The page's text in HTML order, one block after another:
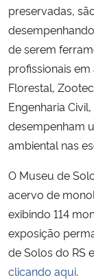
preservadas,
de serem
profissionais
Florestal,
Engenharia
desempenham
ambiental nas
O Museu de
acervo de
exibindo 114
exposição
de Solos do RS
clicando aqui.